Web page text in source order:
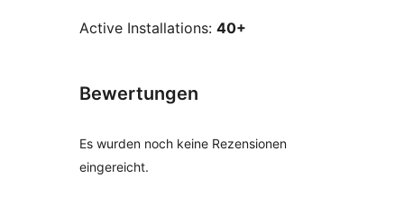
Active Installations: 40+
Bewertungen
Es wurden noch keine Rezensionen
eingereicht.